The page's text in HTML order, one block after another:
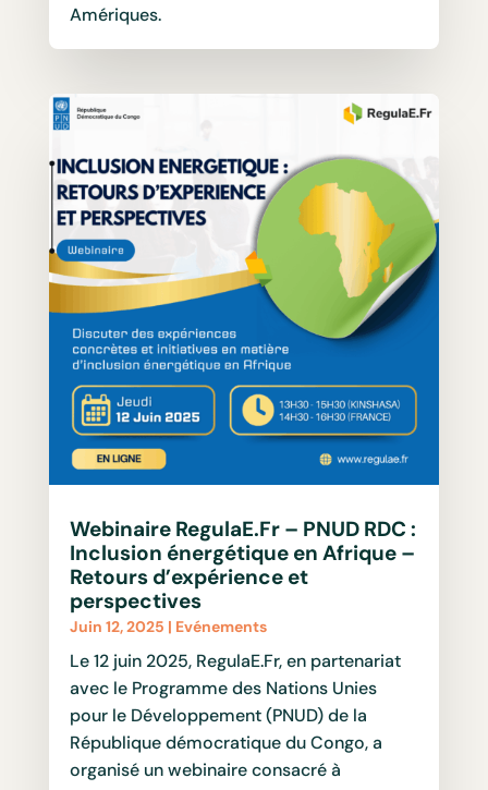
Amériques.
Webinaire RegulaE.Fr – PNUD RDC :
Inclusion énergétique en Afrique –
Retours d’expérience et
perspectives
Juin 12, 2025 | Evénements
Le 12 juin 2025, RegulaE.Fr, en partenariat
avec le Programme des Nations Unies
pour le Développement (PNUD) de la
République démocratique du Congo, a
organisé un webinaire consacré à